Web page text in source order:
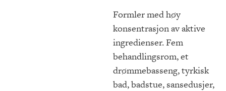
Formler med høy
konsentrasjon av aktive
ingredienser. Fem
behandlingsrom, et
drømmebasseng, tyrkisk
bad, badstue, sansedusjer,